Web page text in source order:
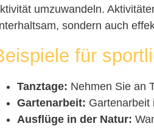
umzuwandeln.
sondern auch
für
Tanztage: Nehmen Sie an
Gartenarbeit: Gartenarbeit
Ausflüge in der Natur: